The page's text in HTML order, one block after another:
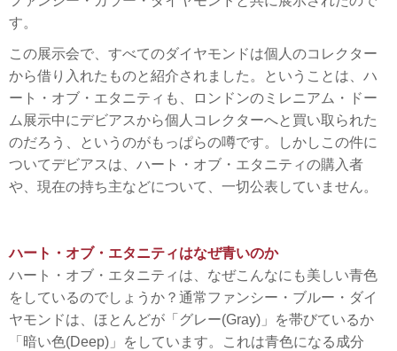
す。
この展示会で、すべてのダイヤモンドは個人のコレクター
から借り入れたものと紹介されました。ということは、ハ
ート・オブ・エタニティも、ロンドンのミレニアム・ドー
ム展示中にデビアスから個人コレクターへと買い取られた
のだろう、というのがもっぱらの噂です。しかしこの件に
ついてデビアスは、ハート・オブ・エタニティの購入者
や、現在の持ち主などについて、一切公表していません。
ハート・オブ・エタニティはなぜ青いのか
ハート・オブ・エタニティは、なぜこんなにも美しい青色
をしているのでしょうか？通常ファンシー・ブルー・ダイ
ヤモンドは、ほとんどが「グレー(Gray)」を帯びているか
「暗い色(Deep)」をしています。これは青色になる成分